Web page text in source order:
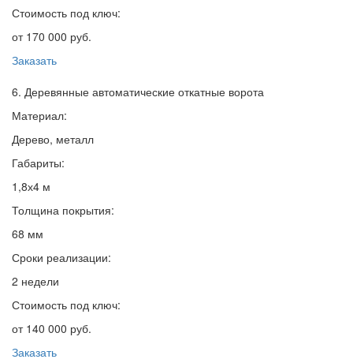
Стоимость под ключ:
от 170 000 руб.
Заказать
6. Деревянные автоматические откатные ворота
Материал:
Дерево, металл
Габариты:
1,8х4 м
Толщина покрытия:
68 мм
Сроки реализации:
2 недели
Стоимость под ключ:
от 140 000 руб.
Заказать